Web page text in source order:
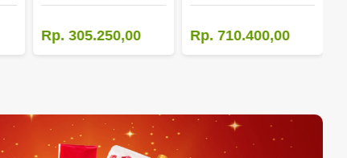
Rp. 305.250,00 Rp. 710.400,00